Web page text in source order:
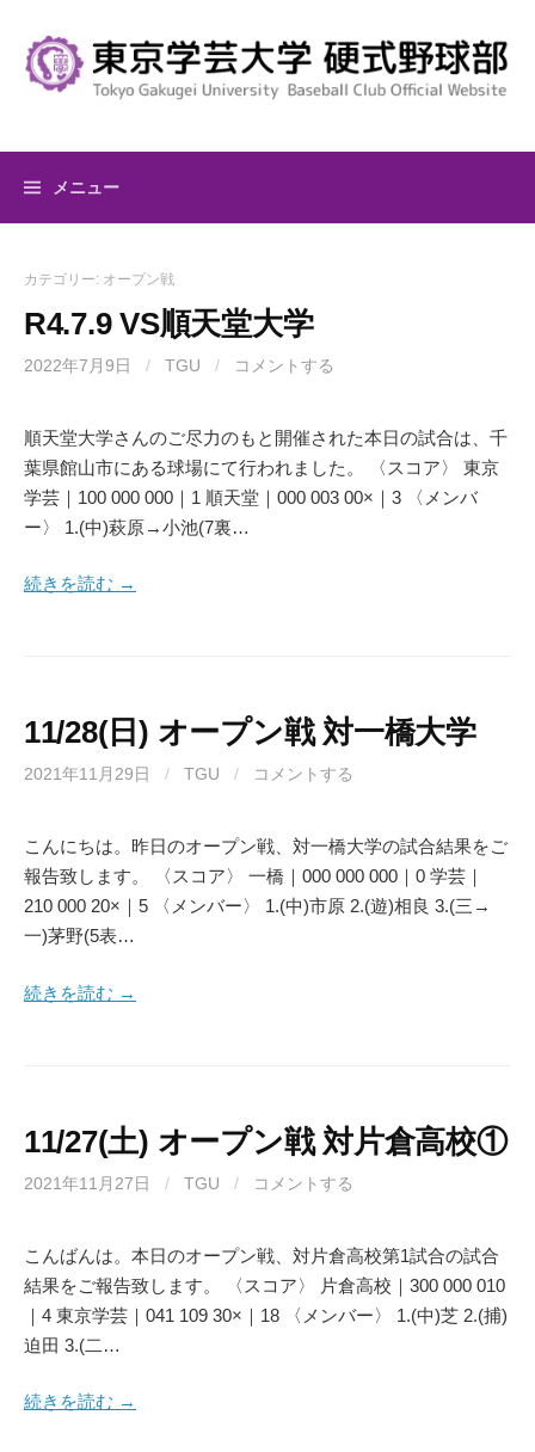
キ
メニュー
カテゴリー: オープン戦
R4.7.9 VS順天堂大学
2022年7月9日 / TGU / コメントする
順天堂大学さんのご尽力のもと開催された本日の試合は、千
葉県館山市にある球場にて行われました。 〈スコア〉 東京
学芸｜100 000 000｜1 順天堂｜000 003 00×｜3 〈メンバ
ー〉 1.(中)萩原→小池(7裏…
続きを読む →
11/28(日) オープン戦 対一橋大学
2021年11月29日 / TGU / コメントする
こんにちは。昨日のオープン戦、対一橋大学の試合結果をご
報告致します。 〈スコア〉 一橋｜000 000 000｜0 学芸｜
210 000 20×｜5 〈メンバー〉 1.(中)市原 2.(遊)相良 3.(三→
一)茅野(5表…
続きを読む →
11/27(土) オープン戦 対片倉高校①
2021年11月27日 / TGU / コメントする
こんばんは。本日のオープン戦、対片倉高校第1試合の試合
結果をご報告致します。 〈スコア〉 片倉高校｜300 000 010
｜4 東京学芸｜041 109 30×｜18 〈メンバー〉 1.(中)芝 2.(捕)
迫田 3.(二…
続きを読む →